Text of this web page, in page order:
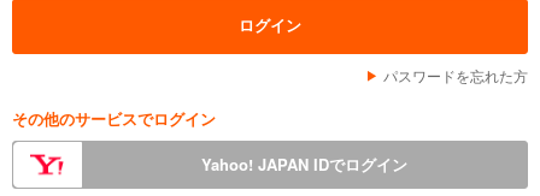
パスワードを忘れた方
その他のサービスでログイン
Yahoo! JAPAN IDでログイン